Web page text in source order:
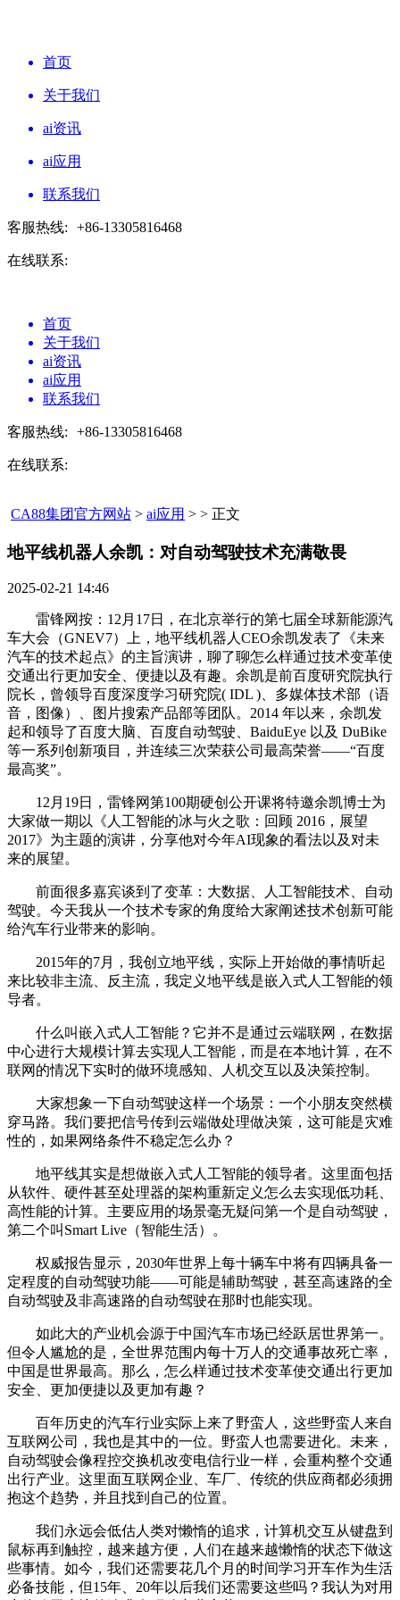
首页
关于我们
ai资讯
ai应用
联系我们
客服热线: +86-13305816468
在线联系:
首页
关于我们
ai资讯
ai应用
联系我们
客服热线: +86-13305816468
在线联系:
CA88集团官方网站 > ai应用 > > 正文
地平线机器人余凯：对自动驾驶技术充满敬畏​
2025-02-21 14:46
雷锋网按：12月17日，在北京举行的第七届全球新能源汽
车大会（GNEV7）上，地平线机器人CEO余凯发表了《未来
汽车的技术起点》的主旨演讲，聊了聊怎么样通过技术变革使
交通出行更加安全、便捷以及有趣。余凯是前百度研究院执行
院长，曾领导百度深度学习研究院( IDL )、多媒体技术部（语
音，图像）、图片搜索产品部等团队。2014 年以来，余凯发
起和领导了百度大脑、百度自动驾驶、BaiduEye 以及 DuBike
等一系列创新项目，并连续三次荣获公司最高荣誉——“百度
最高奖”。
12月19日，雷锋网第100期硬创公开课将特邀余凯博士为
大家做一期以《人工智能的冰与火之歌：回顾 2016，展望
2017》为主题的演讲，分享他对今年AI现象的看法以及对未
来的展望。
前面很多嘉宾谈到了变革：大数据、人工智能技术、自动
驾驶。今天我从一个技术专家的角度给大家阐述技术创新可能
给汽车行业带来的影响。
2015年的7月，我创立地平线，实际上开始做的事情听起
来比较非主流、反主流，我定义地平线是嵌入式人工智能的领
导者。
什么叫嵌入式人工智能？它并不是通过云端联网，在数据
中心进行大规模计算去实现人工智能，而是在本地计算，在不
联网的情况下实时的做环境感知、人机交互以及决策控制。
大家想象一下自动驾驶这样一个场景：一个小朋友突然横
穿马路。我们要把信号传到云端做处理做决策，这可能是灾难
性的，如果网络条件不稳定怎么办？
地平线其实是想做嵌入式人工智能的领导者。这里面包括
从软件、硬件甚至处理器的架构重新定义怎么去实现低功耗、
高性能的计算。主要应用的场景毫无疑问第一个是自动驾驶，
第二个叫Smart Live（智能生活）。
权威报告显示，2030年世界上每十辆车中将有四辆具备一
定程度的自动驾驶功能——可能是辅助驾驶，甚至高速路的全
自动驾驶及非高速路的自动驾驶在那时也能实现。
如此大的产业机会源于中国汽车市场已经跃居世界第一。
但令人尴尬的是，全世界范围内每十万人的交通事故死亡率，
中国是世界最高。那么，怎么样通过技术变革使交通出行更加
安全、更加便捷以及更加有趣？
百年历史的汽车行业实际上来了野蛮人，这些野蛮人来自
互联网公司，我也是其中的一位。野蛮人也需要进化。未来，
自动驾驶会像程控交换机改变电信行业一样，会重构整个交通
出行产业。这里面互联网企业、车厂、传统的供应商都必须拥
抱这个趋势，并且找到自己的位置。
我们永远会低估人类对懒惰的追求，计算机交互从键盘到
鼠标再到触控，越来越方便，人们在越来越懒惰的状态下做这
些事情。如今，我们还需要花几个月的时间学习开车作为生活
必备技能，但15年、20年以后我们还需要这些吗？我认为对用